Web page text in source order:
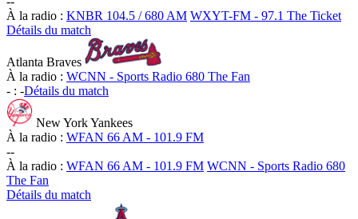
À la radio : KNBR 104.5 / 680 AM WXYT-FM - 97.1 The Ticket
Détails du match
Atlanta Braves
À la radio : WCNN - Sports Radio 680 The Fan
- : -Détails du match
New York Yankees
À la radio : WFAN 66 AM - 101.9 FM
--
À la radio : WFAN 66 AM - 101.9 FM WCNN - Sports Radio 680
The Fan
Détails du match